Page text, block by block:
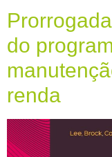
do
renda